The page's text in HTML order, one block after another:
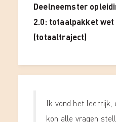
Deelneemster
2.0: totaalpakket wet
(totaaltraject)
Ik vond het leerrijk,
kon alle vragen